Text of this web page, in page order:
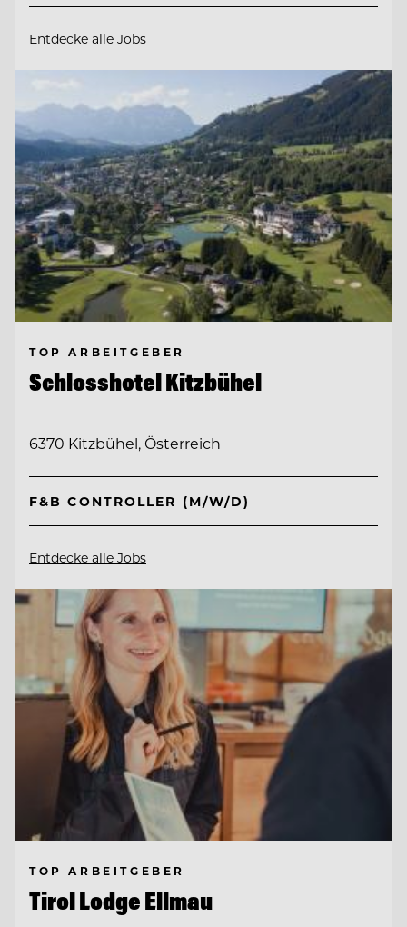
Entdecke alle Jobs
TOP ARBEITGEBER
Schlosshotel Kitzbühel
6370 Kitzbühel, Österreich
F&B CONTROLLER (M/W/D)
Entdecke alle Jobs
TOP ARBEITGEBER
Tirol Lodge Ellmau